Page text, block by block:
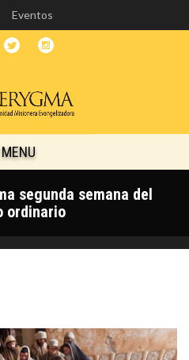
Skip
to
main
Eventos
MENU
segunda semana del
ordinario